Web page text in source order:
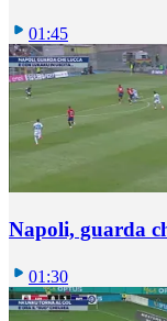
01:45
Napoli, guarda
01:30